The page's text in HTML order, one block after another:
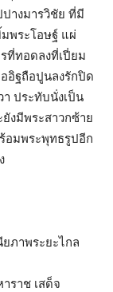
างมารวิชัย​ ที่มี
พระโอษฐ์​ แผ่
ที่ทอดลงที่เปี่ยม​
อิฐ​ถือปูน​ลงรักปิด
ประทับนั่งเป็น
งมีพระสาวกซ้าย​
อมพระพุทธ​รูปอีก
ภาพ​ระยะไกล
ราช​ เสด็จ